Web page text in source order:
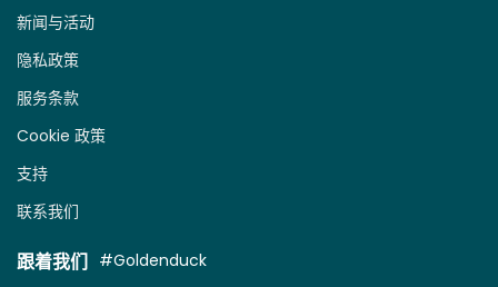
新闻与活动
隐私政策
服务条款
Cookie 政策
支持
联系我们
跟着我们 #Goldenduck